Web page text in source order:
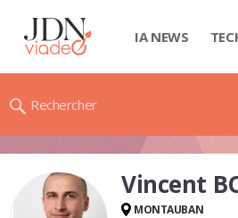
IA NEWS
Rechercher
Vincent
MONTAUBAN